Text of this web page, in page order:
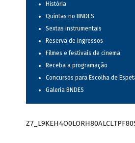
História
Quintas no BNDES
Sextas instrumentais
Reserva de ingressos
Filmes e festivais de cinema
Receba a programação
Concursos para Escolha de
Galeria BNDES